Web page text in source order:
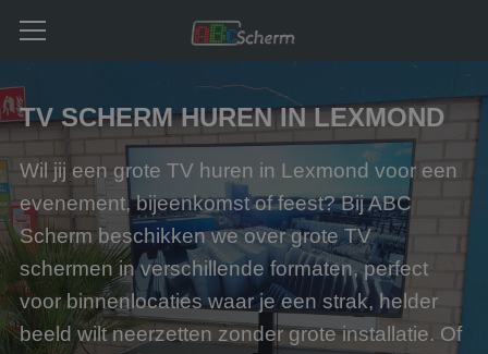
TV SCHERM HUREN IN LEXMOND
Wil jij een grote TV huren in Lexmond voor een
evenement, bijeenkomst of feest? Bij ABC
Scherm beschikken we over grote TV
schermen in verschillende formaten, perfect
voor binnenlocaties waar je een strak, helder
beeld wilt neerzetten zonder grote installatie. Of